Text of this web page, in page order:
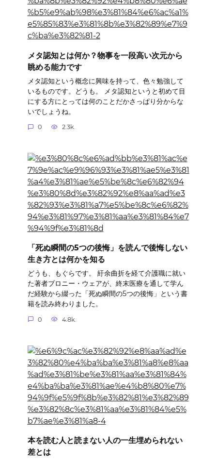
メタ認知とは何か？物事を一段高い次元から
眺める能力です
メタ認知という概念に興味を持って、色々勉強して
いるものです。どうも。 メタ認知というと初めて目
にする方にとっては何のことだかさっぱり分からな
いでしょうね。
0 2.3k.
「死ぬ瞬間の5つの後悔」を読んで後悔しない
生き方とは何かを知る
どうも、もぐらです。 紆余曲折を経て介護職に就い
た著者ブロニー・ウェアが、終末医療を通して学ん
だ経験から綴った「死ぬ瞬間の5つの後悔」という書
籍を読み終わりました。
0 4.8k.
本を読む人と読まない人の一生埋められない
差とは